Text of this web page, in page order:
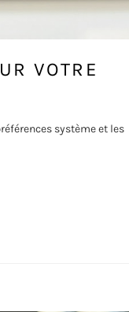
VOTRE
système et les